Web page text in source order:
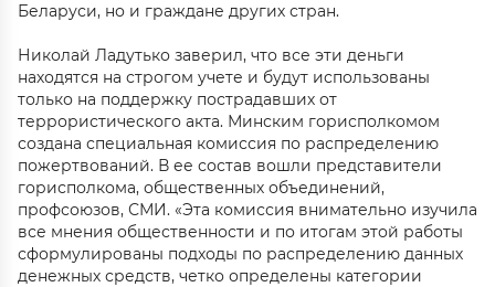
Беларуси, но и граждане других стран.
Николай Ладутько заверил, что все эти деньги
находятся на строгом учете и будут использованы
только на поддержку пострадавших от
террористического акта. Минским горисполкомом
создана специальная комиссия по распределению
пожертвований. В ее состав вошли представители
горисполкома, общественных объединений,
профсоюзов, СМИ. «Эта комиссия внимательно изучила
все мнения общественности и по итогам этой работы
сформулированы подходы по распределению данных
денежных средств, четко определены категории